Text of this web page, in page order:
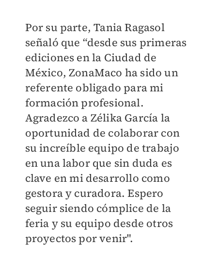
Por su parte, Tania Ragasol
señaló que “desde sus primeras
ediciones en la Ciudad de
México, ZonaMaco ha sido un
referente obligado para mi
formación profesional.
Agradezco a Zélika García la
oportunidad de colaborar con
su increíble equipo de trabajo
en una labor que sin duda es
clave en mi desarrollo como
gestora y curadora. Espero
seguir siendo cómplice de la
feria y su equipo desde otros
proyectos por venir".